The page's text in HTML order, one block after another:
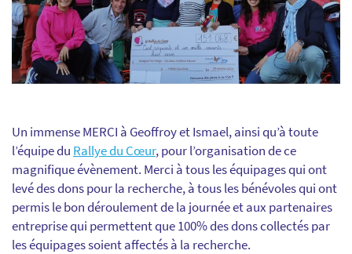
Un immense MERCI à Geoffroy et Ismael, ainsi qu’à toute
l’équipe du Rallye du Cœur, pour l’organisation de ce
magnifique évènement. Merci à tous les équipages qui ont
levé des dons pour la recherche, à tous les bénévoles qui ont
permis le bon déroulement de la journée et aux partenaires
entreprise qui permettent que 100% des dons collectés par
les équipages soient affectés à la recherche.